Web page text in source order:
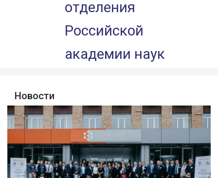
отделения
Российской
академии наук
Новости